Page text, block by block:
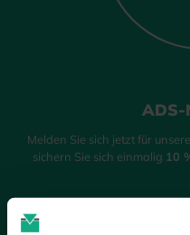
ADS-
Melden Sie sich jetzt für
sichern Sie sich einmalig 10